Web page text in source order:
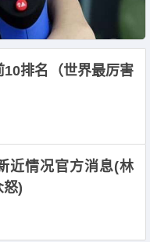
10排名（世界最厉害
近情况官方消息(林
怒)